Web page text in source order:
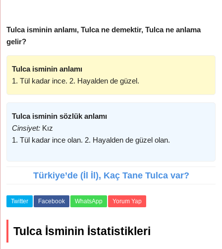
Tulca isminin anlamı, Tulca ne demektir, Tulca ne anlama
gelir?
Tulca isminin anlamı
1. Tül kadar ince. 2. Hayalden de güzel.
Tulca isminin sözlük anlamı
Cinsiyet: Kız
1. Tül kadar ince olan. 2. Hayalden de güzel olan.
Türkiye’de (İl İl), Kaç Tane Tulca var?
Twitter Facebook WhatsApp Yorum Yap
Tulca İsminin İstatistikleri